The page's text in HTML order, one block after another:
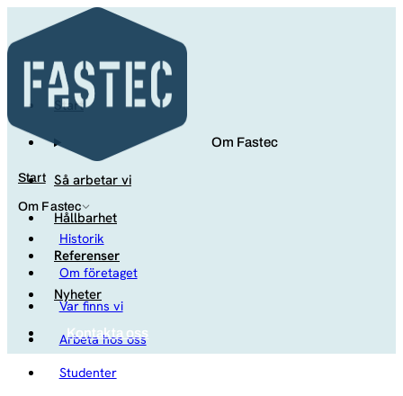
Start
Om Fastec
Historik
Om företaget
Var finns vi
Arbeta hos oss
Studenter
Start
Om Fastec
Så arbetar vi
Hållbarhet
Referenser
Nyheter
Kontakta oss